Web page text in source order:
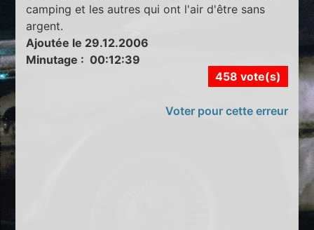
camping et les autres qui ont l'air d'être sans
argent.
Ajoutée le 29.12.2006
Minutage : 00:12:39
458 vote(s)
Voter pour cette erreur